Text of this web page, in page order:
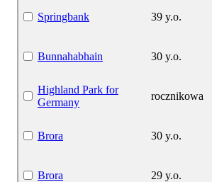
Springbank 39 y.o.
Bunnahabhain 30 y.o.
Highland Park for
Germany
rocznikowa
Brora 30 y.o.
Brora 29 y.o.